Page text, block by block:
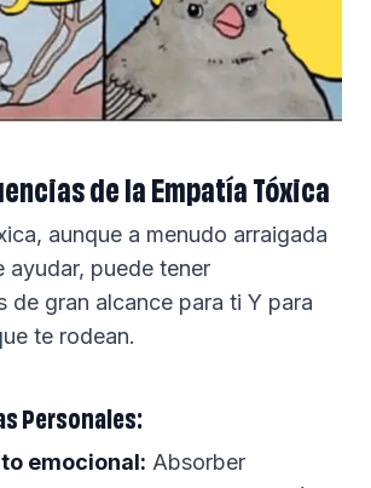
de la Empatía Tóxica
aunque a menudo arraigada
ayudar, puede tener
de gran alcance para ti Y para
te rodean.
Personales:
emocional: Absorber